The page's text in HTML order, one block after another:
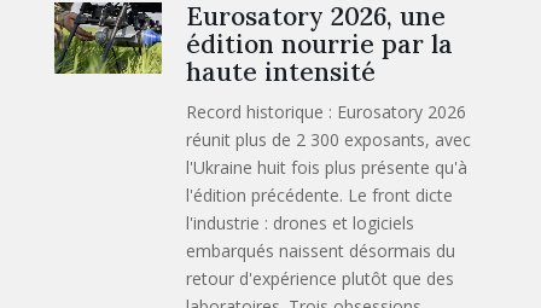
Eurosatory 2026, une
édition nourrie par la
haute intensité
Record historique : Eurosatory 2026
réunit plus de 2 300 exposants, avec
l'Ukraine huit fois plus présente qu'à
l'édition précédente. Le front dicte
l'industrie : drones et logiciels
embarqués naissent désormais du
retour d'expérience plutôt que des